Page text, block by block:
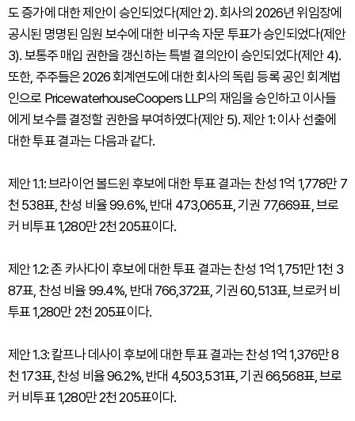
도 증가에 대한 제안이 승인되었다(제안 2). 회사의 2026년 위임장에
공시된 명명된 임원 보수에 대한 비구속 자문 투표가 승인되었다(제안
3). 보통주 매입 권한을 갱신하는 특별 결의안이 승인되었다(제안 4).
또한, 주주들은 2026 회계연도에 대한 회사의 독립 등록 공인 회계법
인으로 PricewaterhouseCoopers LLP의 재임을 승인하고 이사들
에게 보수를 결정할 권한을 부여하였다(제안 5). 제안 1: 이사 선출에
대한 투표 결과는 다음과 같다.
제안 1.1: 브라이언 볼드윈 후보에 대한 투표 결과는 찬성 1억 1,778만 7
천 538표, 찬성 비율 99.6%, 반대 473,065표, 기권 77,669표, 브로
커 비투표 1,280만 2천 205표이다.
제안 1.2: 존 카사다이 후보에 대한 투표 결과는 찬성 1억 1,751만 1천 3
87표, 찬성 비율 99.4%, 반대 766,372표, 기권 60,513표, 브로커 비
투표 1,280만 2천 205표이다.
제안 1.3: 칼프나 데사이 후보에 대한 투표 결과는 찬성 1억 1,376만 8
천 173표, 찬성 비율 96.2%, 반대 4,503,531표, 기권 66,568표, 브로
커 비투표 1,280만 2천 205표이다.